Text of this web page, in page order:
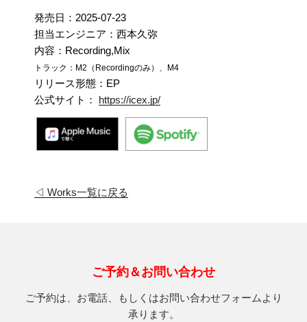
発売日：2025-07-23
担当エンジニア：西本久弥
内容：Recording,Mix
トラック：M2（Recordingのみ）、M4
リリース形態：EP
公式サイト： https://icex.jp/
◁ Works一覧に戻る
ご予約＆お問い合わせ
ご予約は、お電話、もしくはお問い合わせフォームより
承ります。